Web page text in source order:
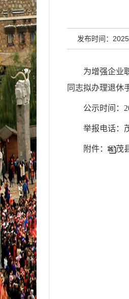
发布时间：
为增强企业
同志拟办理退休
公示时间：
举报电话：
附件： 茂